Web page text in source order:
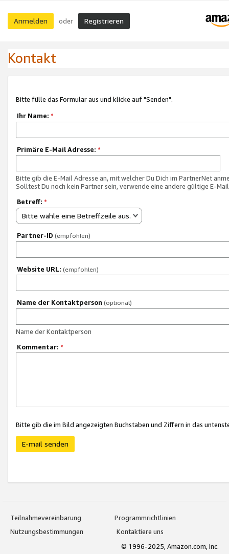
Anmelden oder Registrieren
Kontakt
Bitte fülle das Formular aus und klicke auf "Senden".
Ihr Name: *
Primäre E-Mail Adresse: *
Bitte gib die E-Mail Adresse an, mit welcher Du Dich im PartnerNet
Solltest Du noch kein Partner sein, verwende eine andere gültige E-
Betreff: *
Bitte wähle eine Betreffzeile aus.
Partner-ID (empfohlen)
Website URL: (empfohlen)
Name der Kontaktperson (optional)
Name der Kontaktperson
Kommentar: *
Bitte gib die im Bild angezeigten Buchstaben und Ziffern in das
E-mail senden
Teilnahmevereinbarung
Programmrichtlinien
Nutzungsbestimmungen
Kontaktiere uns
© 1996-2025, Amazon.com, Inc.